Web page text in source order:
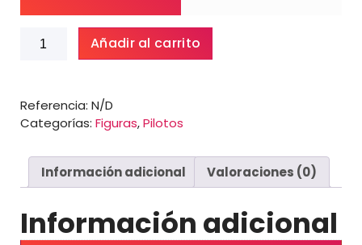
r
e
c
:
e
s
1
Personal
cubierta
GM
-
cantidad
Añadir al carrito
Referencia: N/D
Categorías: Figuras,Pilotos
Información adicional Valoraciones (0)
Información adicional